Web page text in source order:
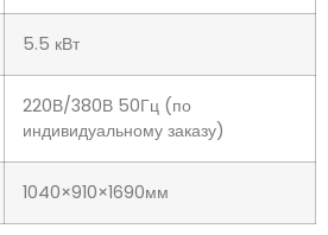
24мм
5.5 кВт
220В/380В 50Гц (по
индивидуальному заказу)